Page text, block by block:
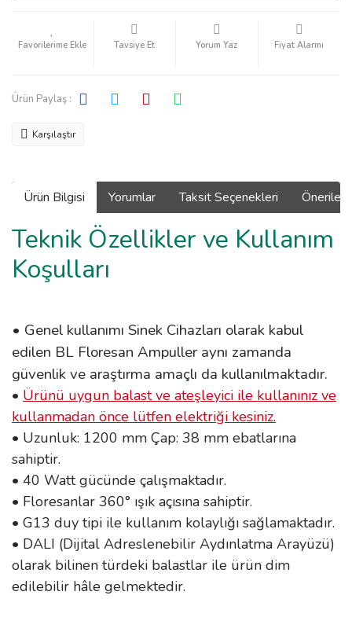
Tavsiye Et Yorum Yaz Fiyat Alarmı
Ürün Paylaş :
Karşılaştır
Ürün Bilgisi Yorumlar Taksit Seçenekleri
Teknik Özellikler ve Kullanım
Koşulları
• Genel kullanımı Sinek Cihazları olarak kabul
edilen BL Floresan Ampuller aynı zamanda
güvenlik ve araştırma amaçlı da kullanılmaktadır.
• Ürünü uygun balast ve ateşleyici ile kullanınız ve
kullanmadan önce lütfen elektriği kesiniz.
• Uzunluk: 1200 mm Çap: 38 mm ebatlarına
sahiptir.
• 40 Watt gücünde çalışmaktadır.
• Floresanlar 360° ışık açısına sahiptir.
• G13 duy tipi ile kullanım kolaylığı sağlamaktadır.
• DALI (Dijital Adreslenebilir Aydınlatma Arayüzü)
olarak bilinen türdeki balastlar ile ürün dim
edilebilir hâle gelmektedir.